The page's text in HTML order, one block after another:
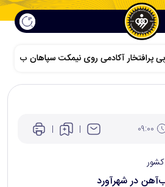
پرافتخار آکادمی روی نیمکت سپاهان ب
کشور
در شهرآورد